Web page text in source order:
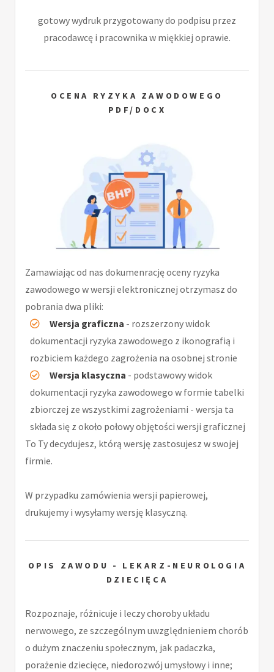
gotowy wydruk przygotowany do podpisu przez
pracodawcę i pracownika w miękkiej oprawie.
OCENA RYZYKA ZAWODOWEGO
PDF/DOCX
Zamawiając od nas dokumenrację oceny ryzyka
zawodowego w wersji elektronicznej otrzymasz do
pobrania dwa pliki:
Wersja graficzna - rozszerzony widok
dokumentacji ryzyka zawodowego z ikonografią i
rozbiciem każdego zagrożenia na osobnej stronie
Wersja klasyczna - podstawowy widok
dokumentacji ryzyka zawodowego w formie tabelki
zbiorczej ze wszystkimi zagrożeniami - wersja ta
składa się z około połowy objętości wersji graficznej
To Ty decydujesz, którą wersję zastosujesz w swojej
firmie.
W przypadku zamówienia wersji papierowej,
drukujemy i wysyłamy wersję klasyczną.
OPIS ZAWODU - LEKARZ-NEUROLOGIA
DZIECIĘCA
Rozpoznaje, różnicuje i leczy choroby układu
nerwowego, ze szczególnym uwzględnieniem chorób
o dużym znaczeniu społecznym, jak padaczka,
porażenie dziecięce, niedorozwój umysłowy i inne;